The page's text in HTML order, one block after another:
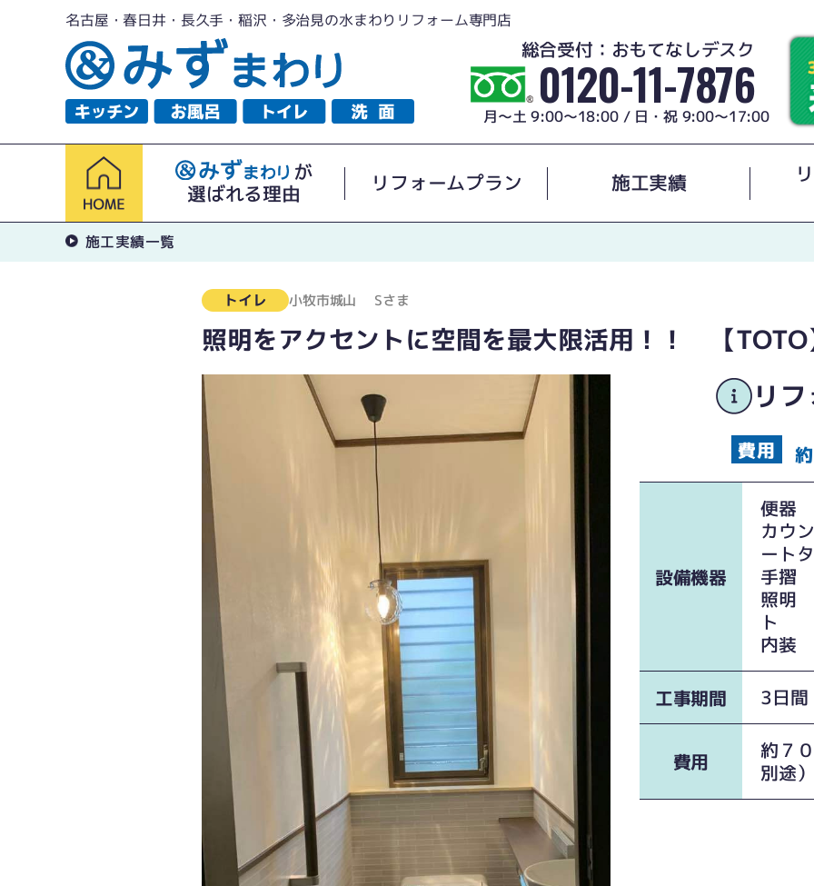
名古屋・春日井・長久手・稲沢・多治見の水まわりリフォーム専門店
総合受付：おもてなしデスク
0120-11-7876
月～土 9:00～18:00 / 日・祝 9:00～17:00
が
選ばれる理由
リフォームプラン 施工実績
施工実績一覧
トイレ 小牧市城山 Sさま
照明をアクセントに空間を最大限活用！！ 【TOTO
リ
約
設備機器
便器
カウ
ート
手摺
照明
ト
内装
工事期間 3日間
費用
約７
別途）